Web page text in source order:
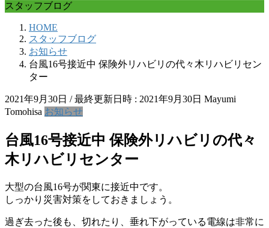
スタッフブログ
HOME
スタッフブログ
お知らせ
台風16号接近中 保険外リハビリの代々木リハビリセン
ター
2021年9月30日 / 最終更新日時 : 2021年9月30日 Mayumi
Tomohisa お知らせ
台風16号接近中 保険外リハビリの代々
木リハビリセンター
大型の台風16号が関東に接近中です。
しっかり災害対策をしておきましょう。
過ぎ去った後も、切れたり、垂れ下がっている電線は非常に